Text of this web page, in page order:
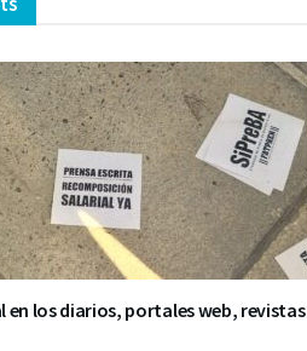
en los diarios, portales web, revistas